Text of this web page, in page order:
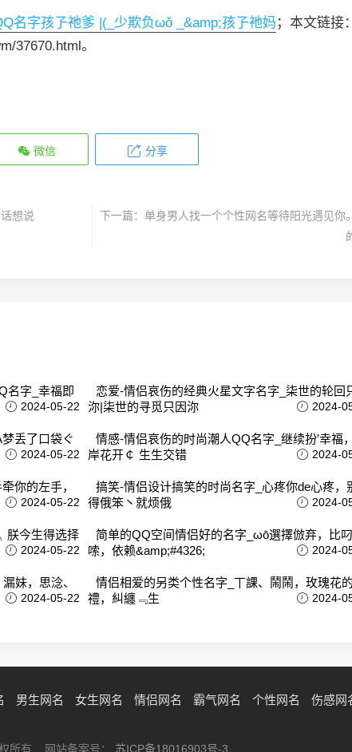
名字孩孒祂爹 |(_少欺负ωǒ _&amp;孩孒祂妈 ；本文链接
37670.html。
微信 分享
想说
下一篇： 单身男人找一个个性网名等待阳光遇见你
名字_幸福即
2024-05-22
恋爱-情侣哀伤的经典火星文字名字_柒世的轮回
沵|柒世的寻觅只因沵
2024-
丢了口袋ぐ
2024-05-22
情感-情侣哀伤的时尚潮人QQ名字_继续扮′幸福
岸花开￠ 生生交错
2024-
你的左手，
2024-05-22
搞笑-情侣设计搞笑的时尚名字_心疼你de心疼，
得俄笨丶就烦俄
2024-
朕今生得选择
2024-05-22
简单的QQ空间情侣好的名字_ωō選擇倣弃，比
嗦，依赖&amp;#4326;
2024-
妹，思淰、
2024-05-22
情侣相爱的另类个性名字_丅課、鬧鬧，玫瑰花
禮，糾纏﹃生
2024-
男生网名 女生网名 情侣网名 霸气网名 个性网名 伤感网
所有 网站备案号： 苏ICP备18016903号-3